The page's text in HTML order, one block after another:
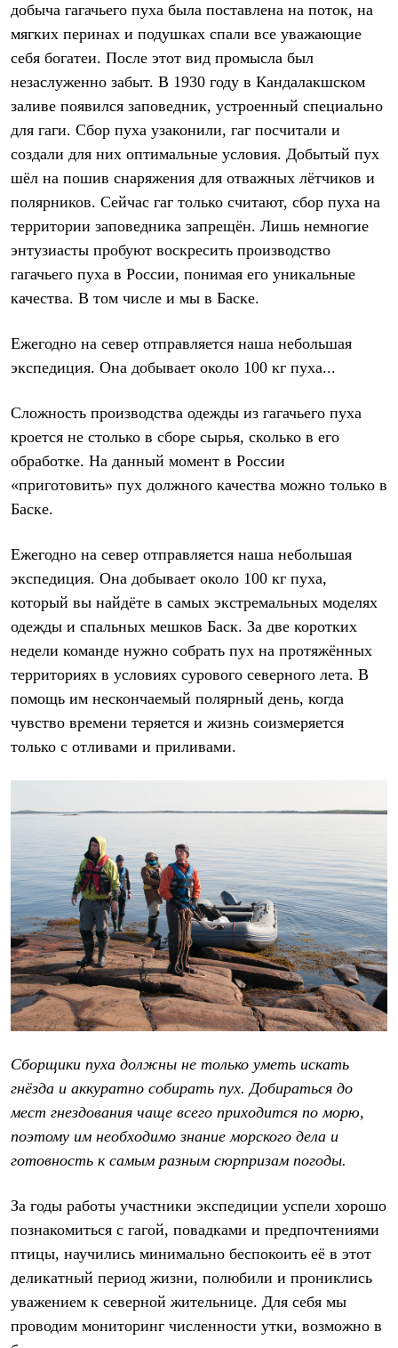
добыча гагачьего пуха была поставлена на поток, на
мягких перинах и подушках спали все уважающие
себя богатеи. После этот вид промысла был
незаслуженно забыт. В 1930 году в Кандалакшском
заливе появился заповедник, устроенный специально
для гаги. Сбор пуха узаконили, гаг посчитали и
создали для них оптимальные условия. Добытый пух
шёл на пошив снаряжения для отважных лётчиков и
полярников. Сейчас гаг только считают, сбор пуха на
территории заповедника запрещён. Лишь немногие
энтузиасты пробуют воскресить производство
гагачьего пуха в России, понимая его уникальные
качества. В том числе и мы в Баске.
Ежегодно на север отправляется наша небольшая
экспедиция. Она добывает около 100 кг пуха...
Сложность производства одежды из гагачьего пуха
кроется не столько в сборе сырья, сколько в его
обработке. На данный момент в России
«приготовить» пух должного качества можно только в
Баске.
Ежегодно на север отправляется наша небольшая
экспедиция. Она добывает около 100 кг пуха,
который вы найдёте в самых экстремальных моделях
одежды и спальных мешков Баск. За две коротких
недели команде нужно собрать пух на протяжённых
территориях в условиях сурового северного лета. В
помощь им нескончаемый полярный день, когда
чувство времени теряется и жизнь соизмеряется
только с отливами и приливами.
Сборщики пуха должны не только уметь искать
гнёзда и аккуратно собирать пух. Добираться до
мест гнездования чаще всего приходится по морю,
поэтому им необходимо знание морского дела и
готовность к самым разным сюрпризам погоды.
За годы работы участники экспедиции успели хорошо
познакомиться с гагой, повадками и предпочтениями
птицы, научились минимально беспокоить её в этот
деликатный период жизни, полюбили и прониклись
уважением к северной жительнице. Для себя мы
проводим мониторинг численности утки, возможно в